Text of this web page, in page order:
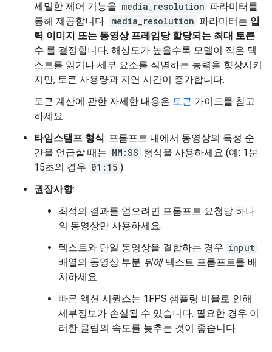
세밀한 제어 기능을 media_resolution 파라미터를
통해 제공합니다. media_resolution 파라미터는 입
력 이미지 또는 동영상 프레임당 할당되는 최대 토큰
수 를 결정합니다. 해상도가 높을수록 모델이 작은 텍
스트를 읽거나 세부 요소를 식별하는 능력을 향상시키
지만, 토큰 사용량과 지연 시간이 증가합니다.
토큰 계산에 관한 자세한 내용은 토큰 가이드를 참고
하세요.
타임스탬프 형식: 프롬프트 내에서 동영상의 특정 순
간을 언급할 때는 MM:SS 형식을 사용하세요 (예: 1분
15초의 경우 01:15 ).
권장사항:
최적의 결과를 얻으려면 프롬프트 요청당 하나
의 동영상만 사용하세요.
텍스트와 단일 동영상을 결합하는 경우 input
배열의 동영상 부분 뒤에텍스트 프롬프트를 배
치하세요.
빠른 액션 시퀀스는 1FPS 샘플링 비율로 인해
세부정보가 손실될 수 있습니다. 필요한 경우 이
러한 클립의 속도를 늦추는 것이 좋습니다.